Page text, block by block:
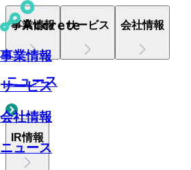
事業情報
サービス
会社情報
ニュース
事業情報 サービス 会社情報
ニュース
IR情報